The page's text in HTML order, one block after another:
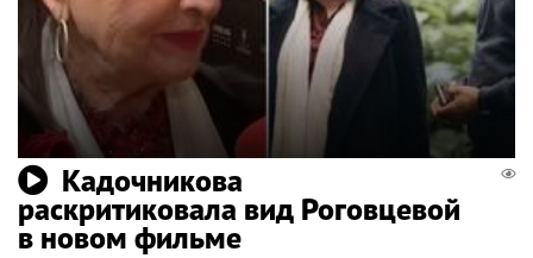
Кадочникова
раскритиковала вид Роговцевой
в новом фильме